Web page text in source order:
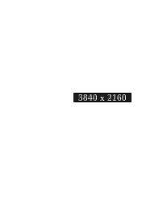
3840 x 2160
3840 x 2160
3840 x 2160
5120 x 3200
3840 x 2400
3840 x 2160
3840 x 2160
3840 x 2160
6404 x 4248
3840 x 2160